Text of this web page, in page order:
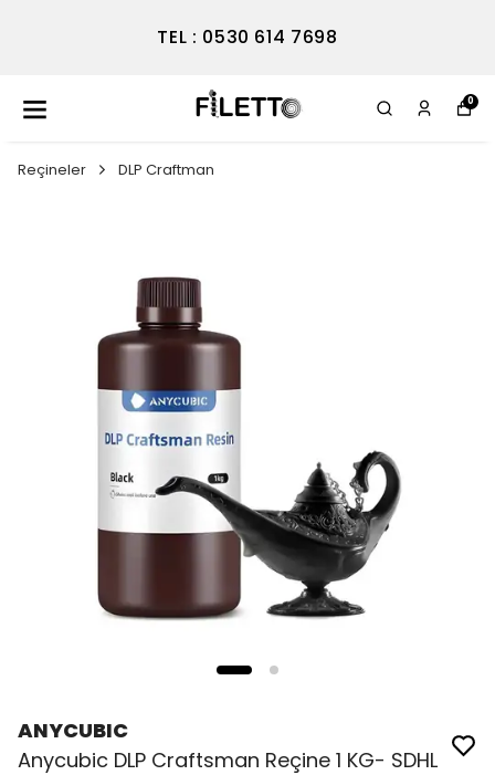
TEL : 0530 614 7698
0
Reçineler DLP Craftman
ANYCUBIC
Anycubic DLP Craftsman Reçine 1 KG- SDHL